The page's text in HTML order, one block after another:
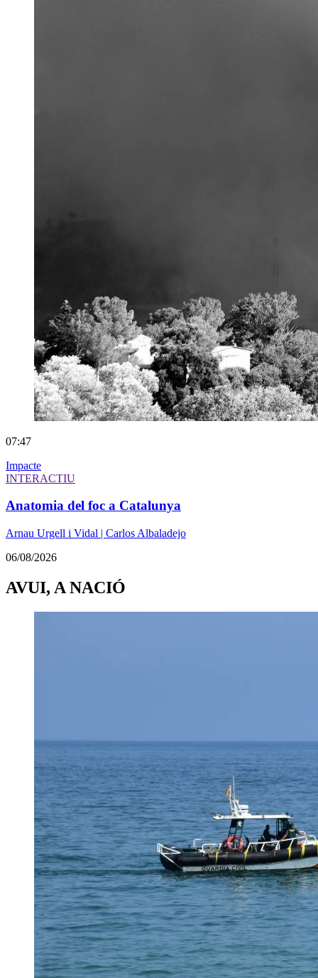
07:47
Impacte
INTERACTIU
Anatomia del foc a Catalunya
Arnau Urgell i Vidal | Carlos Albaladejo
06/08/2026
AVUI, A NACIÓ